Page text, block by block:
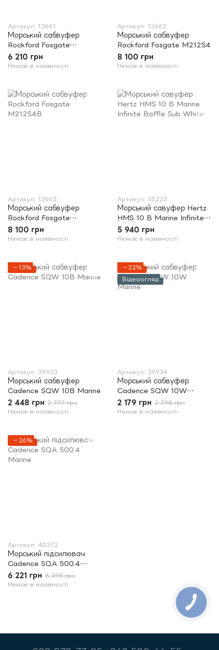
Артикул: 13661
Морський сабвуфер
Rockford Fosgate
M210S4B
6 210 грн
Немає в наявності
Артикул: 13662
Морський сабвуфер
Rockford Fosgate M212S4
8 100 грн
Немає в наявності
Артикул: 13663
Морський сабвуфер
Rockford Fosgate
M212S4B
8 100 грн
Немає в наявності
Артикул: 35222
Морський савуфер Hertz
HMS 10 B Marine Infinite
Baffle Sub White
5 940 грн
Немає в наявності
−13%
Артикул: 39933
Морський сабвуфер
Cadence SQW 10B Marine
2 448 грн 2 797 грн
Немає в наявності
−22%
Відеоогляд
Артикул: 39934
Морський сабвуфер
Cadence SQW 10W
Marine
2 179 грн 2 798 грн
Немає в наявності
−26%
Артикул: 40372
Морський підсилювач
Cadence SQA 500.4
Marine
6 221 грн 8 395 грн
Немає в наявності